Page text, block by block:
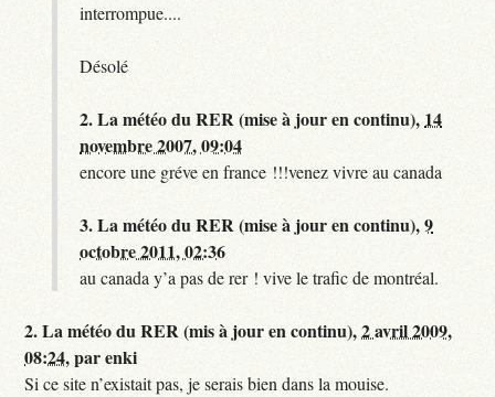
interrompue....
Désolé
2.La météo du RER (mise à jour en continu), 14
novembre 2007, 09:04
encore une gréve en france !!!venez vivre au canada
3.La météo du RER (mise à jour en continu),9
octobre 2011, 02:36
au canada y’a pas de rer ! vive le trafic de montréal.
2.La météo du RER (mis à jour en continu),2 avril 2009,
08:24,parenki
Si ce site n’existait pas, je serais bien dans la mouise.